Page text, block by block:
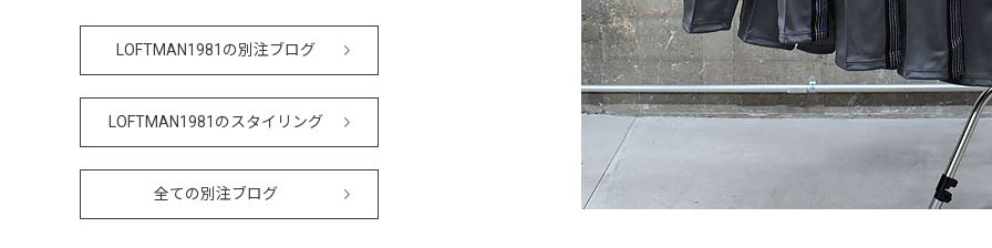
LOFTMAN1981の別注ブログ
LOFTMAN1981のスタイリング
全ての別注ブログ